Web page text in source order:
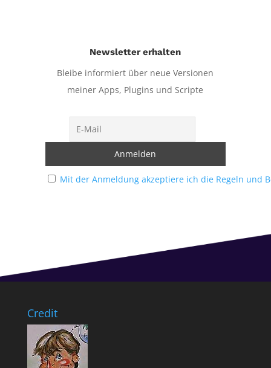
Newsletter erhalten
Bleibe informiert über neue Versionen
meiner Apps, Plugins und Scripte
Mit der Anmeldung akzeptiere ich die Regeln und
Credit